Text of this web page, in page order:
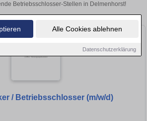
Alle Cookies ablehnen
Datenschutzerklärung
Betriebsschlosser-Stellen in Delmenhorst!
/ Betriebsschlosser (m/w/d)